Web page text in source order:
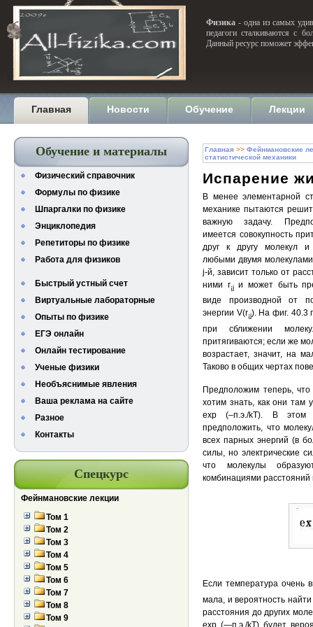
Физика - одна из самых
педагоги сталкиваются с
Данный ресурс поможет
Главная Новости Обучение Лекции
Обучение и материалы
Физический справочник
Формулы по физике
Шпаргалки по физике
Энциклопедия
Репетиторы по физике
Работа для физиков
Быстрый устный счет
Виртуальные лабораторные
Опыты по физике
ЕГЭ онлайн
Онлайн тестирование
Ученые физики
Необъяснимые явления
Ваша реклама на сайте
Разное
Контакты
Спецкурс
Фейнмановские лекции
Том 1
Том 2
Том 3
Том 4
Том 5
Том 6
Том 7
Том 8
Том 9
Главная >> Фейнмановские
статистической механики
Испарение
В менее элементарной
механике пытаются
важную задачу.
имеется совокупность
друг к другу молекул
любыми двумя
j-й, зависит только от
ними r¡jи может быть
виде производной от
энергии V(r¡j). На фиг. 40.3
при сближении
притягиваются; если же
возрастает, значит, на
Таково в общих чертах
Предположим теперь,
хотим знать, как они там
ехр (–п.э./kT). В этом
предположить, что
всех парных энергий (в
силы, но электрические
что молекулы
комбинациями расстояний
Если температура очень
мала, и вероятность
расстояния до других
ехр (—п.э./kТ) будет